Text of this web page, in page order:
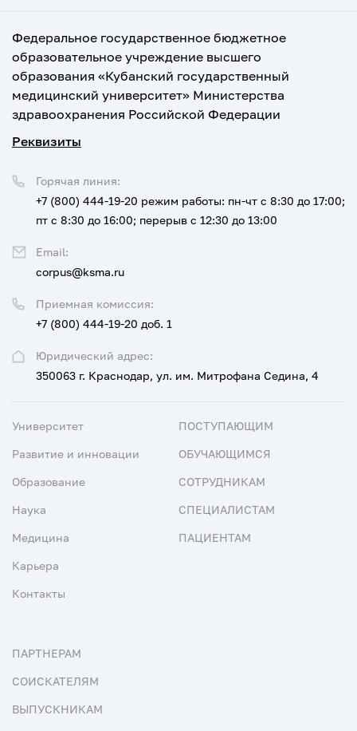
Федеральное государственное бюджетное
образовательное учреждение высшего
образования «Кубанский государственный
медицинский университет» Министерства
здравоохранения Российской Федерации
Реквизиты
Юридический адрес:
350063 г. Краснодар, ул. им. Митрофана Седина, 4
Приемная комиссия:
+7 (800) 444-19-20 доб. 1
Горячая линия:
+7 (800) 444-19-20 режим работы: пн-чт с 8:30 до 17:00;
пт с 8:30 до 16:00; перерыв с 12:30 до 13:00
Email:
corpus@ksma.ru
Университет
Развитие и инновации
Образование
Наука
Медицина
Карьера
Контакты
ПОСТУПАЮЩИМ
ОБУЧАЮЩИМСЯ
СОТРУДНИКАМ
СПЕЦИАЛИСТАМ
ПАЦИЕНТАМ
ПАРТНЕРАМ
СОИСКАТЕЛЯМ
ВЫПУСКНИКАМ